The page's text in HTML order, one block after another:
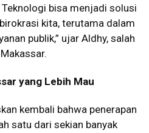
bisa menjadi solusi
kita, terutama dalam
publik,” ujar Aldhy, salah
yang Lebih Mau
kembali bahwa penerapan
satu dari sekian banyak